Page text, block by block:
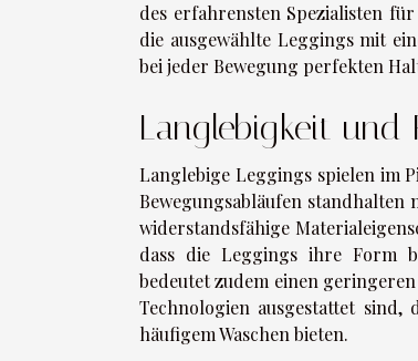
des erfahrensten Spezialisten
die ausgewählte Leggings mit
bei jeder Bewegung perfekten
Langlebigkeit und
Langlebige Leggings spielen im
Bewegungsabläufen standhalten
widerstandsfähige
dass die Leggings ihre Form
bedeutet zudem einen
Technologien ausgestattet
häufigem Waschen bieten.